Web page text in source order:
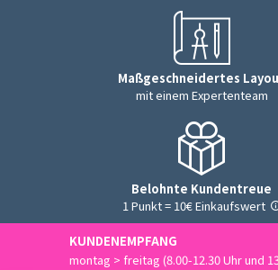
Maßgeschneidertes
mit einem Expertenteam
Belohnte Kundentreue
1 Punkt = 10€ Einkaufswert
KUNDENEMPFANG
montag > freitag (8.00-12.30 Uhr und